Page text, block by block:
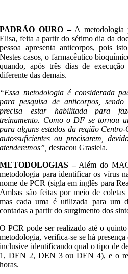
PADRÃO OURO –A metodologia
Elisa, feita a partir do sétimo dia da
pessoa apresenta anticorpos, pois
Nestes casos, o farmacêutico
quando, após três dias de
diferente das demais.
“Essa metodologia é considerada
para pesquisa de anticorpos,
precisa estar habilitada para
treinamento. Como o DF se tornou
para alguns estados da região
autossuficientes ou precisarem,
atenderemos”, destacou Grasiela.
METODOLOGIAS –Além do
metodologia para identificar os vírus
nome de PCR (sigla em inglês para
Ambas são feitas por meio de coletas
mas cada uma é utilizada para um
contadas a partir do surgimento dos
O PCR pode ser realizado até o
metodologia, verifica-se se há
inclusive identificando qual o tipo de
1, DEN 2, DEN 3 ou DEN 4), e o
horas.